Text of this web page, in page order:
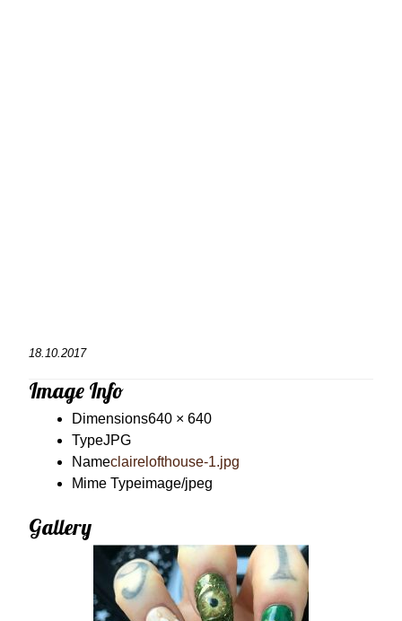
18.10.2017
Image Info
Dimensions640 × 640
TypeJPG
Nameclairelofthouse-1.jpg
Mime Typeimage/jpeg
Gallery